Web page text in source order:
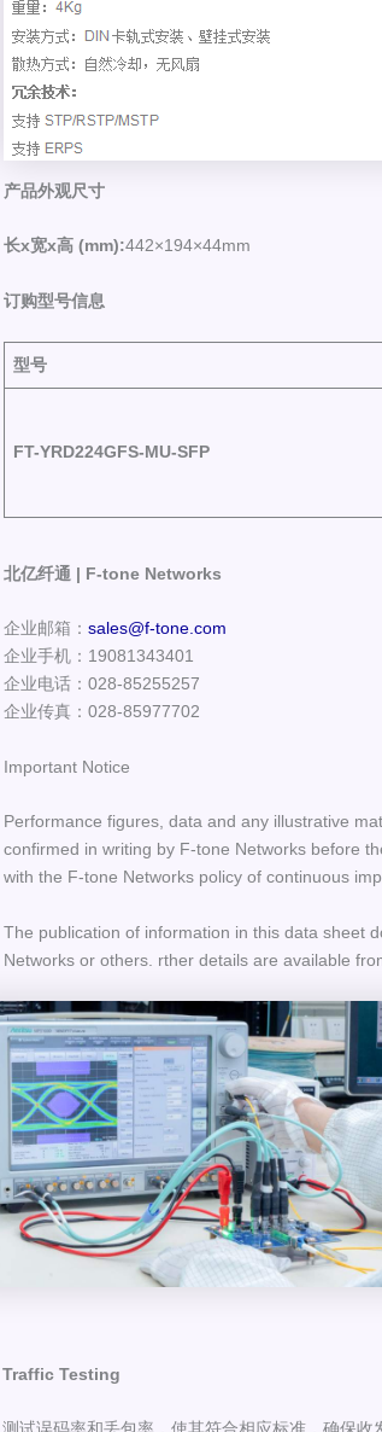
产品外观尺寸
长x宽x高 (mm):442×194×44mm
订购型号信息
型号
FT-YRD224GFS-MU-SFP
北亿纤通 | F-tone Networks
企业邮箱： sales@f-tone.com
企业手机：19081343401
企业电话：028-85255257
企业传真：028-85977702
Important Notice
Performance figures, data and any illustrative
confirmed in writing by F-tone Networks before
with the F-tone Networks policy of continuous
The publication of information in this data sheet
Networks or others. rther details are available
Traffic Testing